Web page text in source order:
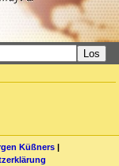
Los
Küßners |